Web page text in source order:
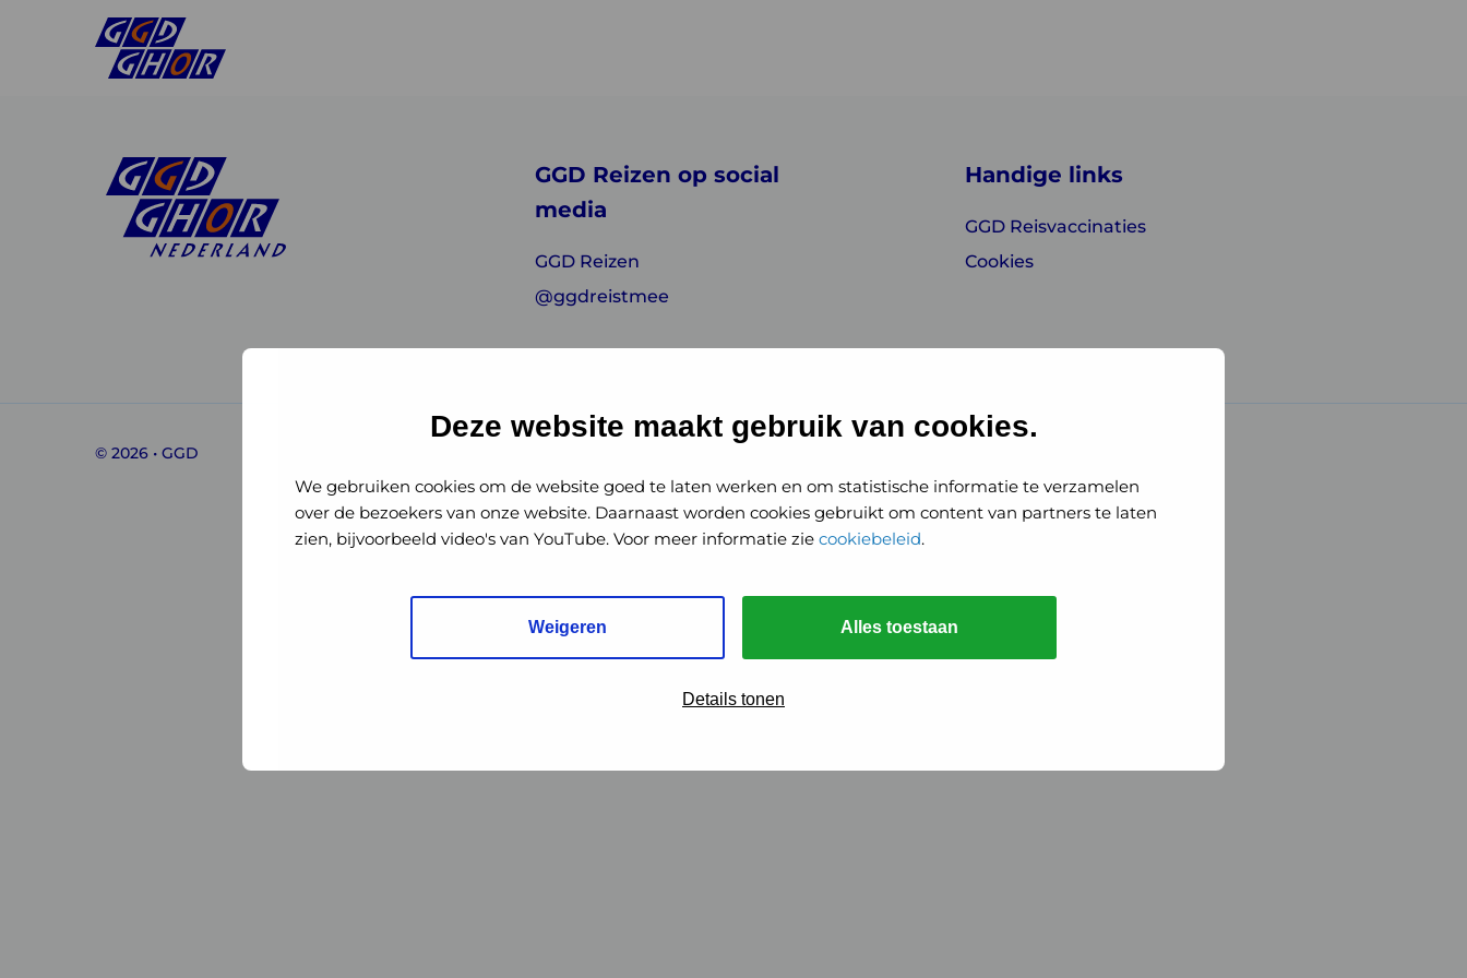
Deze website maakt gebruik van cookies.
We gebruiken cookies om de website goed te laten werken en om statistische informatie te verzamelen
over de bezoekers van onze website. Daarnaast worden cookies gebruikt om content van partners te laten
zien, bijvoorbeeld video's van YouTube. Voor meer informatie zie cookiebeleid.
Weigeren Alles toestaan
Details tonen
GHORGHOR
Nederland
GGD Reizen op social
media
GGD Reizen
@ggdreistmee
Handige links
GGD Reisvaccinaties
Cookies
© 2026 • GGD